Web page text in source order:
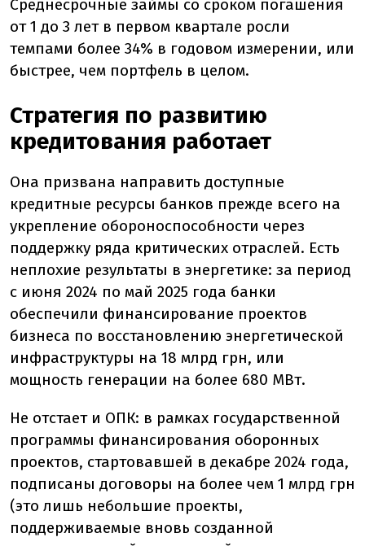
Среднесрочные займы со сроком погашения
от 1 до 3 лет в первом квартале росли
темпами более 34% в годовом измерении, или
быстрее, чем портфель в целом.
Стратегия по развитию
кредитования работает
Она призвана направить доступные
кредитные ресурсы банков прежде всего на
укрепление обороноспособности через
поддержку ряда критических отраслей. Есть
неплохие результаты в энергетике: за период
с июня 2024 по май 2025 года банки
обеспечили финансирование проектов
бизнеса по восстановлению энергетической
инфраструктуры на 18 млрд грн, или
мощность генерации на более 680 МВт.
Не отстает и ОПК: в рамках государственной
программы финансирования оборонных
проектов, стартовавшей в декабре 2024 года,
подписаны договоры на более чем 1 млрд грн
(это лишь небольшие проекты,
поддерживаемые вновь созданной